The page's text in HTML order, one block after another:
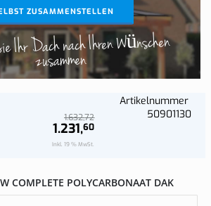
ZUSAMMENSTELLEN
Ihr Dach nach Ihren Wünschen
zusammen
1.231,60
1.632,72
Inkl. 19 % MwSt.
Artikelnummer
50901130
COMPLETE POLYCARBONAAT DAK